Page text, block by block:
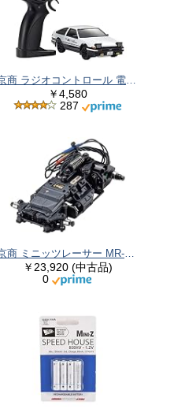
京商 ラジオコントロール 電動 ツーリングカー ファーストミニッツ 頭文字D トヨタ スプリンタートレノ AE86 66601 unisex
￥4,580
287
京商 ミニッツレーサー MR-04EVO2 シャシーセット (N-MM2/4100KV) 32892
￥23,920 (中古品)
0